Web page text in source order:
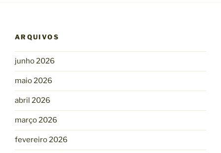
ARQUIVOS
junho 2026
maio 2026
abril 2026
março 2026
fevereiro 2026